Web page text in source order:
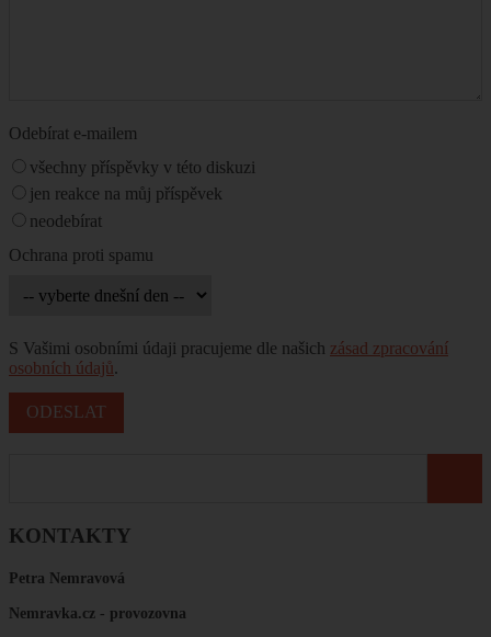
KONTAKTY
Petra Nemravová
Nemravka.cz - provozovna
Odebírat e-mailem
všechny příspěvky v této diskuzi
jen reakce na můj příspěvek
neodebírat
Ochrana proti spamu
S Vašimi osobními údaji pracujeme dle našich zásad zpracování
osobních údajů.